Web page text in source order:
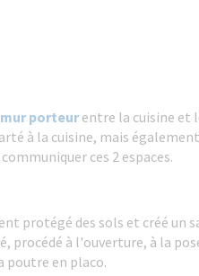
porteurentre la cuisine et
à la cuisine, mais
ces 2 espaces.
protégé des sols et créé un
procédé à l'ouverture, à la
poutre en placo.